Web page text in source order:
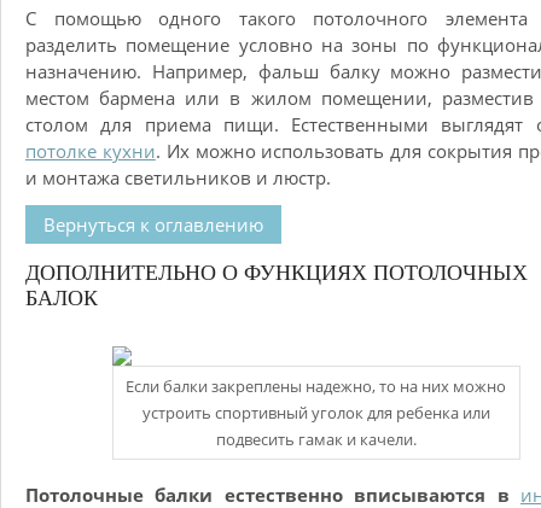
С помощью одного такого потолочного
разделить помещение условно на зоны по
назначению. Например, фальш балку можно
местом бармена или в жилом помещении, разместив
столом для приема пищи. Естественными выглядят
потолке кухни. Их можно использовать для сокрытия
и монтажа светильников и люстр.
Вернуться к оглавлению
ДОПОЛНИТЕЛЬНО О ФУНКЦИЯХ ПОТОЛОЧНЫХ
БАЛОК
Если балки закреплены надежно, то на них можно
устроить спортивный уголок для ребенка или
подвесить гамак и качели.
Потолочные балки естественно вписываются в